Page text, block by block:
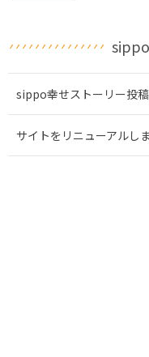
sippo幸せストーリー投
サイトをリニューアルし